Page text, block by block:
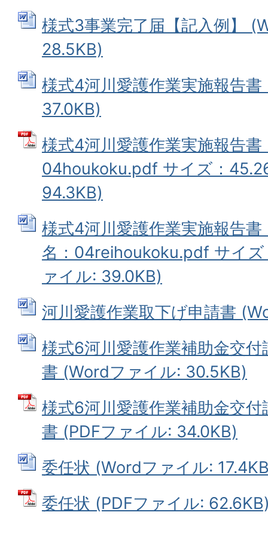
様式3事業完了届【記入例】
28.5KB)
様式4河川愛護作業実施報告
37.0KB)
様式4河川愛護作業実施報告
04houkoku.pdf サイズ：
94.3KB)
様式4河川愛護作業実施報告
名：04reihoukoku.pdf サイ
ァイル: 39.0KB)
河川愛護作業取下げ申請書
様式6河川愛護作業補助金交
書 (Wordファイル: 30.5KB)
様式6河川愛護作業補助金交
書 (PDFファイル: 34.0KB)
委任状 (Wordファイル:
委任状 (PDFファイル: